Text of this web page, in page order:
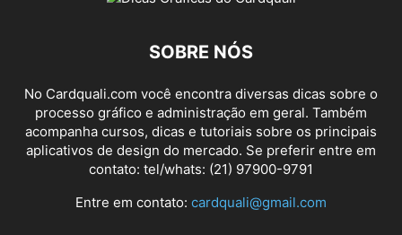
SOBRE NÓS
No Cardquali.com você encontra diversas dicas sobre o
processo gráfico e administração em geral. Também
acompanha cursos, dicas e tutoriais sobre os principais
aplicativos de design do mercado. Se preferir entre em
contato: tel/whats: (21) 97900-9791
Entre em contato: cardquali@gmail.com